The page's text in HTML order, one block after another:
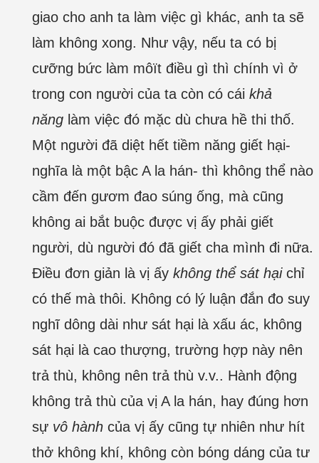
giao cho anh ta làm việc gì khác, anh ta sẽ
làm không xong. Như vậy, nếu ta có bị
cưỡng bức làm môït điều gì thì chính vì ở
trong con người của ta còn có cái khả
năng làm việc đó mặc dù chưa hề thi thố.
Một người đã diệt hết tiềm năng giết hại-
nghĩa là một bậc A la hán- thì không thể nào
cầm đến gươm đao súng ống, mà cũng
không ai bắt buộc được vị ấy phải giết
người, dù người đó đã giết cha mình đi nữa.
Điều đơn giản là vị ấy không thể sát hại chỉ
có thế mà thôi. Không có lý luận đắn đo suy
nghĩ dông dài như sát hại là xấu ác, không
sát hại là cao thượng, trường hợp này nên
trả thù, không nên trả thù v.v.. Hành động
không trả thù của vị A la hán, hay đúng hơn
sự vô hành của vị ấy cũng tự nhiên như hít
thở không khí, không còn bóng dáng của tư